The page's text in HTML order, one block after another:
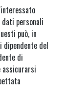
personali
può, in
del
di
assicurarsi